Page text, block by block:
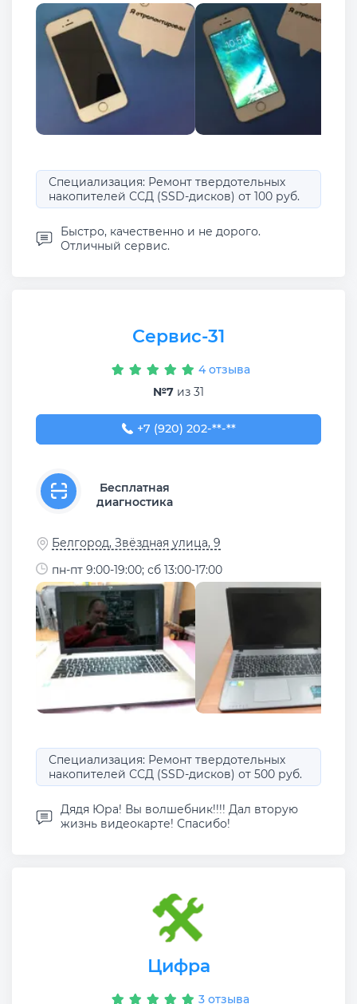
Специализация: Ремонт твердотельных
накопителей ССД (SSD-дисков) от 100 руб.
Быстро, качественно и не дорого.
Отличный сервис.
Сервис-31
4 отзыва
№7 из 31
+7 (920) 202-90-02
+7 (920) 202-**-**
Бесплатная
диагностика
Белгород, Звёздная улица, 9
пн-пт 9:00-19:00; сб 13:00-17:00
Специализация: Ремонт твердотельных
накопителей ССД (SSD-дисков) от 500 руб.
Дядя Юра! Вы волшебник!!!! Дал вторую
жизнь видеокарте! Спасибо!
Цифра
3 отзыва